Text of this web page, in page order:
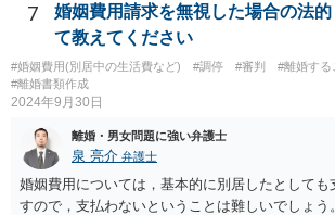
7
婚姻費用請求を無視した場合の法
て教えてください
#婚姻費用(別居中の生活費など) #調停 #審判 #離婚する
#離婚書類作成
2024年9月30日
離婚・男女問題に強い弁護士
泉 亮介 弁護士
婚姻費用については，基本的に別居したとしても
すので，支払わないということは難しいでしょう